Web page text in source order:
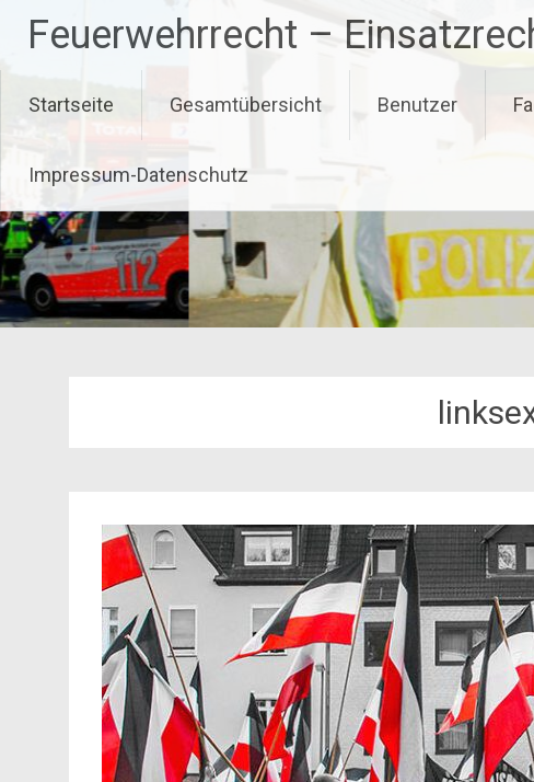
Inhalt
springen
Feuerwehrrecht –
Startseite Gesamtübersicht Benutzer
Impressum-Datenschutz